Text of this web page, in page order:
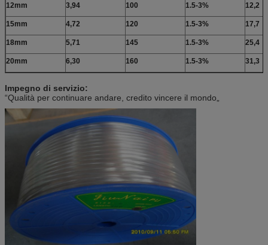
12mm 3,94 100 1.5-3% 12,2
15mm 4,72 120 1.5-3% 17,7
18mm 5,71 145 1.5-3% 25,4
20mm 6,30 160 1.5-3% 31,3
Impegno di servizio:
“Qualità per continuare andare, credito vincere il mondo„